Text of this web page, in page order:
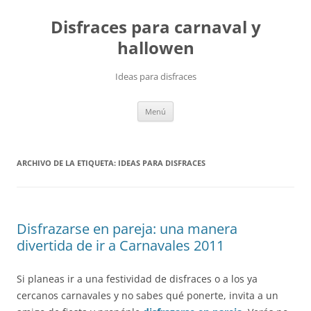
contenidoDisfraces para carnaval y
hallowen
Ideas para disfraces
Menú
ARCHIVO DE LA ETIQUETA: IDEAS PARA DISFRACES
Disfrazarse en pareja: una manera
divertida de ir a Carnavales 2011
Si planeas ir a una festividad de disfraces o a los ya
cercanos carnavales y no sabes qué ponerte, invita a un